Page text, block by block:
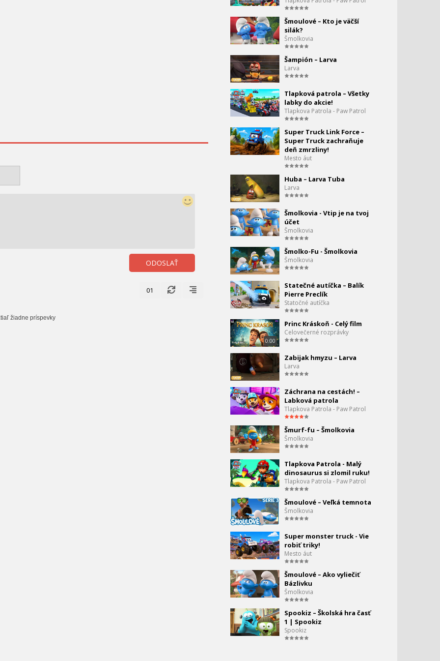
modrých
Angry Birds Toons - Oprav
to
Angry Birds Toons - Prasa
Angry Birds Toons -
Didgerydork
0:00
158.
Angry Birds Toons - Chytiť
modrých - S3E10
Angry Birds Toons -
Posledný strom - S3E11
Hippy - S3E12
0:00
161.
Angry Birds Toons - koník
Angry Birds toons - Robo
Angry Birds Toons - Robo
Tilda - 3-14
Angry Birds Toons - King
Angry Birds Toons -
166.
Angry Birds - to najlepšie z
Angry Birds
Angry Birds Maker Space -
Season 1
0:00
168.
Angry Birds Toons - S3
EP18 - Eggsaution
0:00
169.
Angry Birds Toons - S3
EP19 - Krátky a špeciálny
Angry Birds Toons - S3
EP20
0:00
171.
Angry Birds Toons - S3
EP22
Angry Birds Toons - S3
EP23
Angry Birds Toons - S3
ODOSLAŤ
01
žiadne príspevky
Šmoulové – Kto je väčší
silák?
Šmolkovia
Šampión – Larva
Larva
Tlapková patrola – Všetky
labky do akcie!
Tlapkova Patrola - Paw Patrol
Super Truck Link Force –
Super Truck zachraňuje
deň zmrzliny!
Mesto áut
Huba – Larva Tuba
Larva
Šmolkovia - Vtip je na tvoj
účet
Šmolkovia
Šmolko-Fu - Šmolkovia
Šmolkovia
Statečné autíčka – Balík
Pierre Preclík
Statočné autíčka
0:00
Princ Kráskoň - Celý film
Celovečerné rozprávky
Zabijak hmyzu – Larva
Larva
Záchrana na cestách! –
Labková patrola
Tlapkova Patrola - Paw Patrol
Šmurf-fu – Šmolkovia
Šmolkovia
Tlapkova Patrola - Malý
dinosaurus si zlomil ruku!
Tlapkova Patrola - Paw Patrol
Šmoulové – Veľká temnota
Šmolkovia
Super monster truck - Vie
robiť triky!
Mesto áut
Šmoulové – Ako vyliečiť
Bázlivku
Šmolkovia
Spookiz – Školská hra časť
1 | Spookiz
Spookiz